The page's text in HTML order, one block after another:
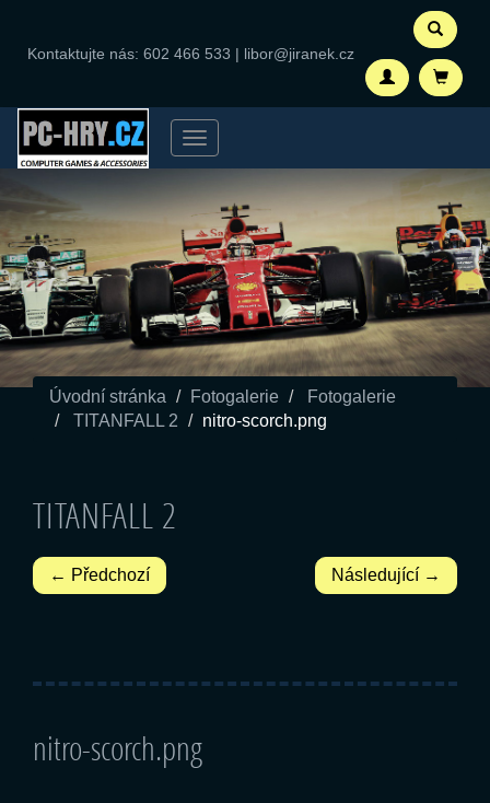
Kontaktujte nás: 602 466 533 | libor@jiranek.cz
Menu
Úvodní stránka Fotogalerie
Fotogalerie
TITANFALL 2
nitro-scorch.png
TITANFALL 2
← Předchozí Následující →
nitro-scorch.png